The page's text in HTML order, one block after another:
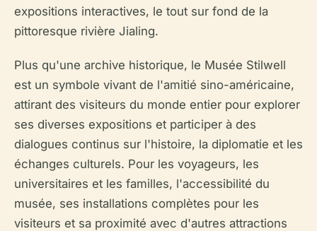
expositions interactives, le tout sur fond de la
pittoresque rivière Jialing.
Plus qu'une archive historique, le Musée Stilwell
est un symbole vivant de l'amitié sino-américaine,
attirant des visiteurs du monde entier pour explorer
ses diverses expositions et participer à des
dialogues continus sur l'histoire, la diplomatie et les
échanges culturels. Pour les voyageurs, les
universitaires et les familles, l'accessibilité du
musée, ses installations complètes pour les
visiteurs et sa proximité avec d'autres attractions